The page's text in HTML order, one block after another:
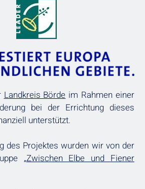
Landkreis Bördeim Rahmen einer
bei der Errichtung dieses
unterstützt.
des Projektes wurden wir von der
„Zwischen Elbe und Fiener